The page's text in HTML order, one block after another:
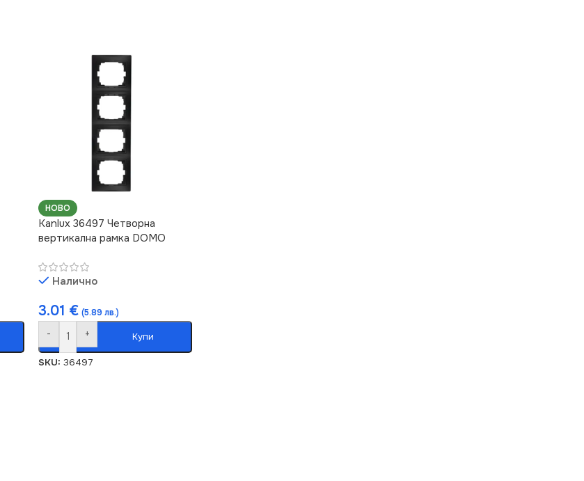
НОВО
Kanlux 36497 Четворна
вертикална рамка DOMO
Налично
3.01 € (5.89 лв.)
- + Купи
SKU:36497